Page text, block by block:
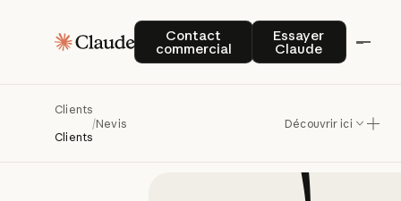
Contact
commercial
Contact commercial
Essayer
Claude
Essayer Claude
Clients
Clients
/Nevis Découvrir ici
Nevis